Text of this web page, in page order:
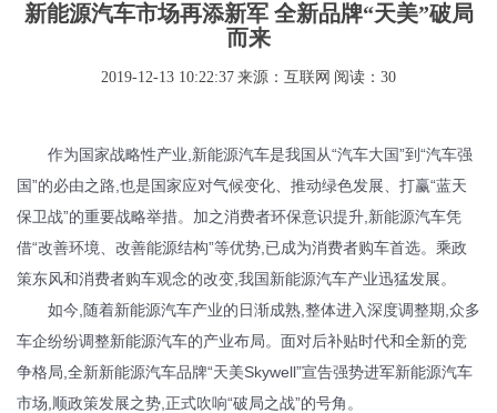
新能源汽车市场再添新军 全新品牌“天美”破局
而来
2019-12-13 10:22:37 来源：互联网 阅读：30
作为国家战略性产业,新能源汽车是我国从“汽车大国”到“汽车强
国”的必由之路,也是国家应对气候变化、推动绿色发展、打赢“蓝天
保卫战”的重要战略举措。加之消费者环保意识提升,新能源汽车凭
借“改善环境、改善能源结构”等优势,已成为消费者购车首选。乘政
策东风和消费者购车观念的改变,我国新能源汽车产业迅猛发展。
如今,随着新能源汽车产业的日渐成熟,整体进入深度调整期,众多
车企纷纷调整新能源汽车的产业布局。面对后补贴时代和全新的竞
争格局,全新新能源汽车品牌“天美Skywell”宣告强势进军新能源汽车
市场,顺政策发展之势,正式吹响“破局之战”的号角。